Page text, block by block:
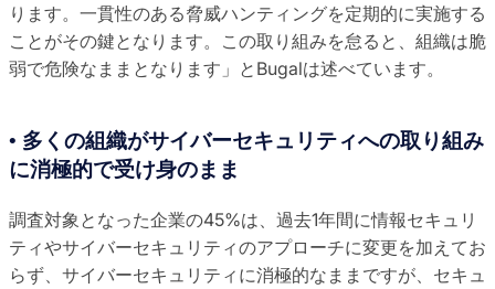
ります。一貫性のある脅威ハンティングを定期的に実施する
ことがその鍵となります。この取り組みを怠ると、組織は脆
弱で危険なままとなります」とBugalは述べています。
• 多くの組織がサイバーセキュリティへの取り組み
に消極的で受け身のまま
調査対象となった企業の45%は、過去1年間に情報セキュリ
ティやサイバーセキュリティのアプローチに変更を加えてお
らず、サイバーセキュリティに消極的なままですが、セキュ